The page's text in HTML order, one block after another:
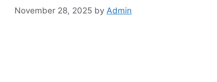
November 28, 2025 by Admin